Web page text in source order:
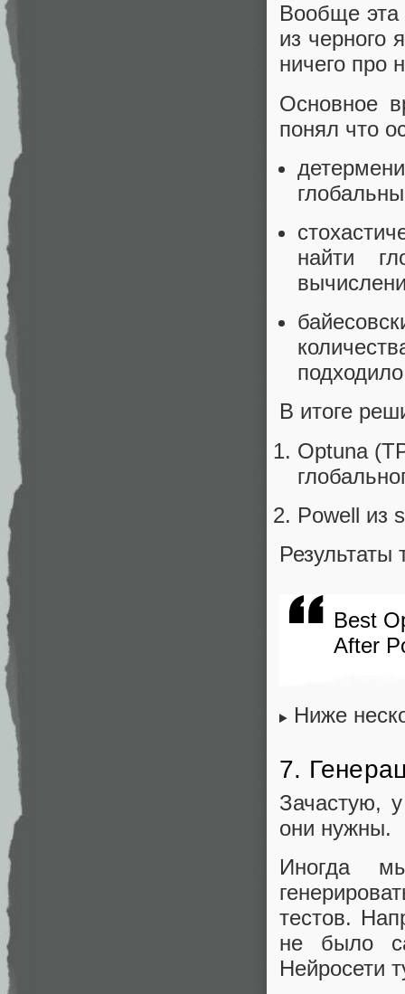
Вообще эта
из черного
ничего про
Основное
понял что
найти
В итоге
Optuna
Powell из
Результаты
Best
After
Ниже
7.
Зачастую,
они нужны.
Иногда
тестов.
не было
Нейросети